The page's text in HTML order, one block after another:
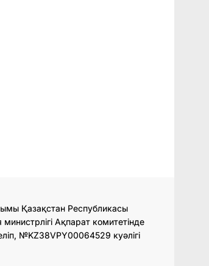
Қазақстан Республикасы
Ақпарат комитетінде
№KZ38VPY00064529 куәлігі